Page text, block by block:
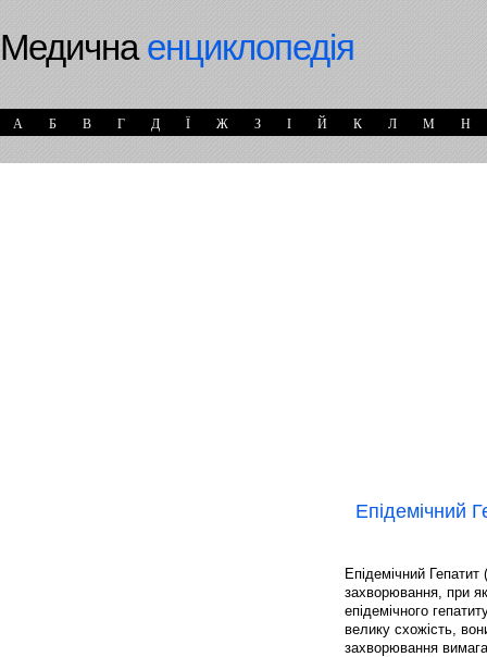
Медичнаенциклопедія
А Б В Г Д Ї Ж З І Й К Л М Н
Епідемічний
Епідемічний
захворювання, при
епідемічного
велику схожість,
захворювання